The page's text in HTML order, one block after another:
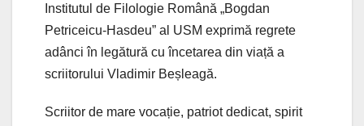
Institutul de Filologie Română „Bogdan
Petriceicu-Hasdeu” al USM exprimă regrete
adânci în legătură cu încetarea din viață a
scriitorului Vladimir Beșleagă.
Scriitor de mare vocație, patriot dedicat, spirit